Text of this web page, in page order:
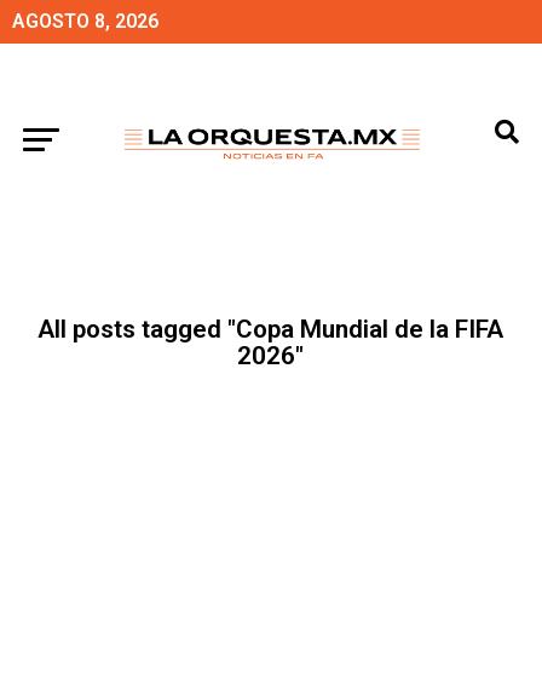
AGOSTO 8, 2026
All posts tagged "Copa Mundial de la FIFA
2026"